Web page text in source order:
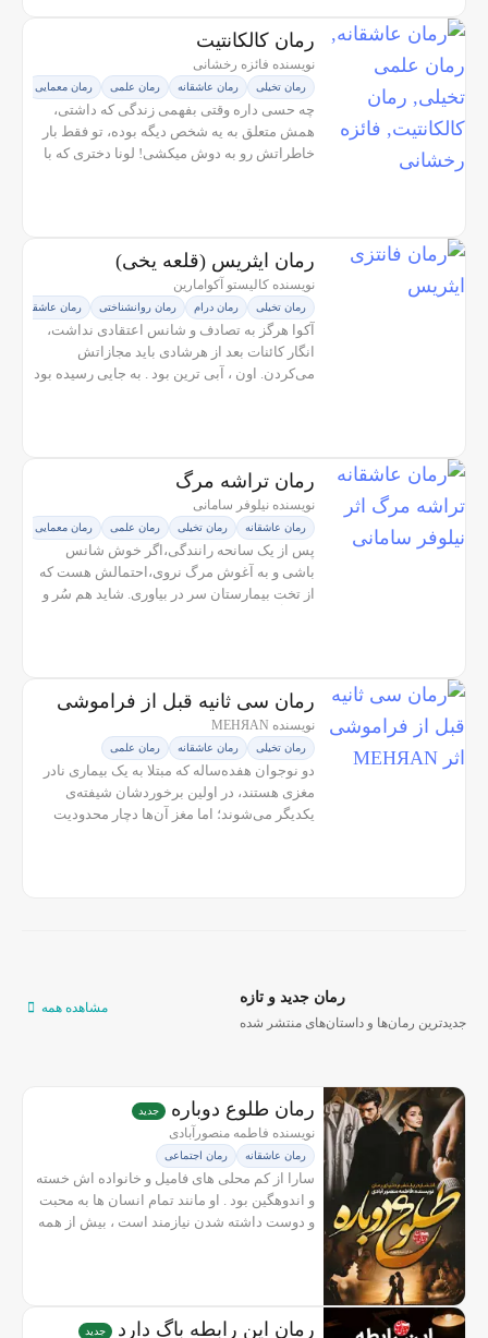
رمان کالکانتیت
نویسنده فائزه رخشانی
رمان تخیلی رمان عاشقانه رمان علمی رمان معمایی
چه حسی داره وقتی بفهمی زندگی که داشتی،
همش متعلق به یه شخص دیگه بوده، تو فقط بار
خاطراتش رو به دوش میکشی! لونا دختری که با
رمان ایثریس (قلعه یخی)
نویسنده کالیستو آکوامارین
رمان تخیلی رمان درام رمان روانشناختی رمان عاشقانه
آکوا هرگز به تصادف و شانس اعتقادی نداشت،
انگار کائنات بعد از هرشادی باید مجازاتش
می‌کردن. اون ، آبی ترین بود . به جایی رسیده بود
رمان تراشه مرگ
نویسنده نیلوفر سامانی
رمان عاشقانه رمان تخیلی رمان علمی رمان معمایی
پس از یک سانحه رانندگی،اگر خوش شانس
باشی و به آغوش مرگ نروی،احتمالش هست که
از تخت بیمارستان سر در بیاوری. شاید هم سُر و
رمان سی ثانیه قبل از فراموشی
نویسنده MEHЯAN
رمان تخیلی رمان عاشقانه رمان علمی
دو نوجوان هفده‌ساله که مبتلا به یک بیماری نادر
مغزی هستند، در اولین برخوردشان شیفته‌ی
یکدیگر می‌شوند؛ اما مغز آن‌ها دچار محدودیت
رمان جدید و تازه
جدیدترین رمان‌ها و داستان‌های منتشر شده
مشاهده همه
رمان طلوع دوباره جدید
نویسنده فاطمه منصور‌آبادی
رمان عاشقانه رمان اجتماعی
سارا از کم محلی های فامیل و خانواده اش خسته
و اندوهگین بود . او مانند تمام انسان ها به محبت
و دوست داشته شدن نیازمند است ، بیش از همه
رمان این رابطه باگ دارد جدید